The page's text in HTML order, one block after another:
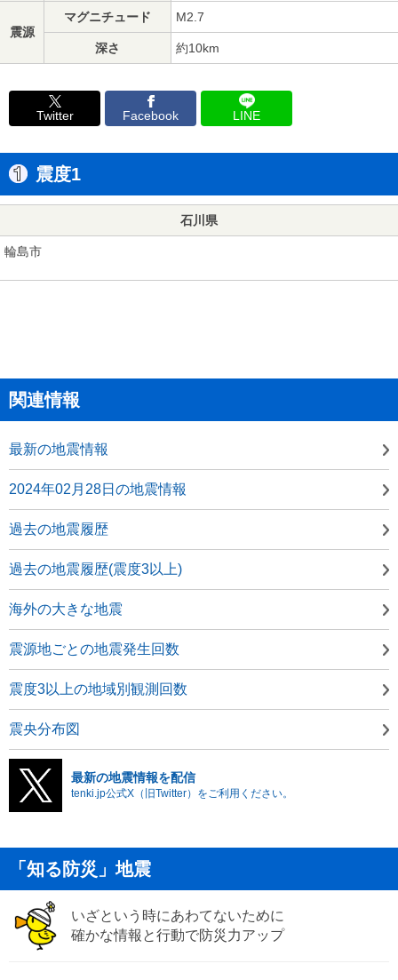
震源
マグニチュード M2.7
深さ 約10km
Twitter Facebook LINE
震度1
石川県
輪島市
関連情報
最新の地震情報
2024年02月28日の地震情報
過去の地震履歴
過去の地震履歴(震度3以上)
海外の大きな地震
震源地ごとの地震発生回数
震度3以上の地域別観測回数
震央分布図
最新の地震情報を配信
tenki.jp公式X（旧Twitter）をご利用ください。
「知る防災」地震
いざという時にあわてないために
確かな情報と行動で防災力アップ